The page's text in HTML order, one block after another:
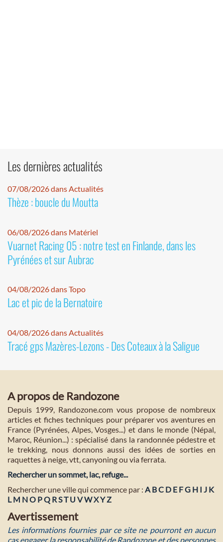
Les dernières actualités
07/08/2026 dans Actualités
Thèze : boucle du Moutta
06/08/2026 dans Matériel
Vuarnet Racing 05 : notre test en Finlande, dans les
Pyrénées et sur Aubrac
04/08/2026 dans Topo
Lac et pic de la Bernatoire
04/08/2026 dans Actualités
Tracé gps Mazères-Lezons - Des Coteaux à la Saligue
A propos de Randozone
Depuis 1999, Randozone.com vous propose de nombreux
articles et fiches techniques pour préparer vos aventures en
France (Pyrénées, Alpes, Vosges...) et dans le monde (Népal,
Maroc, Réunion...) : spécialisé dans la randonnée pédestre et
le trekking, nous donnons aussi des idées de sorties en
raquettes à neige, vtt, canyoning ou via ferrata.
Rechercher un sommet, lac, refuge...
Rechercher une ville qui commence par : A BC D E FG H I J K
L M NO PQ R ST U VWXY Z
Avertissement
Les informations fournies par ce site ne pourront en aucun
cas engager la responsabilité de Randozone et des personnes